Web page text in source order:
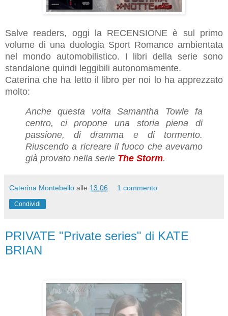
Salve readers, oggi la RECENSIONE è sul primo
volume di una duologia Sport Romance ambientata
nel mondo automobilistico. I libri della serie sono
standalone quindi leggibili autonomamente.
Caterina che ha letto il libro per noi lo ha apprezzato
molto:
Anche questa volta
Samantha Towle fa
centro, ci propone una storia piena di
passione, di dramma e di tormento.
Riuscendo a ricreare il fuoco che avevamo
già provato nella serie The Storm.
Caterina Montebello alle 13:06 1 commento:
Condividi
PRIVATE "Private series" di KATE
BRIAN